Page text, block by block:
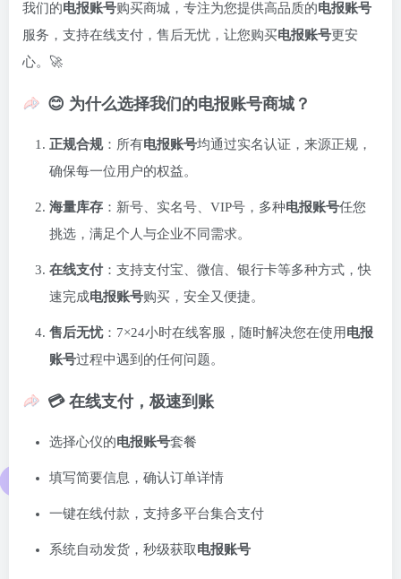
我们的电报账号购买商城，专注为您提供高品质的电报账号
服务，支持在线支付，售后无忧，让您购买电报账号更安
心。🚀
😊 为什么选择我们的电报账号商城？
正规合规：所有电报账号均通过实名认证，来源正规，
确保每一位用户的权益。
海量库存 ：新号、实名号、VIP号，多种电报账号任您
挑选，满足个人与企业不同需求。
在线支付：支持支付宝、微信、银行卡等多种方式，快
速完成电报账号购买，安全又便捷。
售后无忧：7×24小时在线客服，随时解决您在使用电报
账号过程中遇到的任何问题。
💳 在线支付，极速到账
选择心仪的电报账号套餐
填写简要信息，确认订单详情
一键在线付款，支持多平台集合支付
系统自动发货，秒级获取电报账号